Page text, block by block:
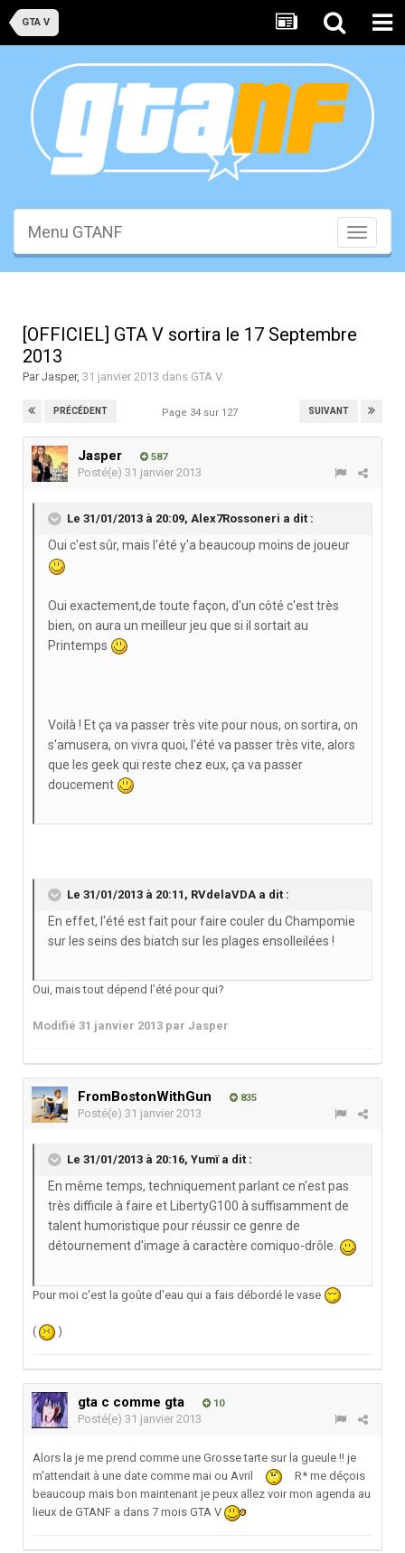
GTA V
Toggle
Menu GTANF
[OFFICIEL] GTA V sortira le 17 Septembre
2013
ParJasper, 31 janvier 2013 dans GTA V
PRÉCÉDENT SUIVANT
Page 34 sur 127
Jasper 587
Posté(e) 31 janvier 2013
Le 31/01/2013 à 20:09, Alex7Rossoneri a dit :
Oui c'est sûr, mais l'été y'a beaucoup moins de joueur
Oui exactement,de toute façon, d'un côté c'est très
bien, on aura un meilleur jeu que si il sortait au
Printemps
Voilà ! Et ça va passer très vite pour nous, on sortira, on
s'amusera, on vivra quoi, l'été va passer très vite, alors
que les geek qui reste chez eux, ça va passer
doucement
Le 31/01/2013 à 20:11, RVdelaVDA a dit :
En effet, l'été est fait pour faire couler du Champomie
sur les seins des biatch sur les plages ensolleilées !
Oui, mais tout dépend l’été pour qui?
Modifié 31 janvier 2013 par Jasper
FromBostonWithGun 835
Posté(e) 31 janvier 2013
Le 31/01/2013 à 20:16, Yumï a dit :
En même temps, techniquement parlant ce n'est pas
très difficile à faire et LibertyG100 à suffisamment de
talent humoristique pour réussir ce genre de
détournement d'image à caractère comiquo-drôle.
Pour moi c'est la goûte d'eau qui a fais débordé le vase
( )
gta c comme gta 10
Posté(e) 31 janvier 2013
Alors la je me prend comme une Grosse tarte sur la gueule !! je
m'attendait à une date comme mai ou Avril
R* me déçois
beaucoup mais bon maintenant je peux allez voir mon agenda au
lieux de GTANF a dans 7 mois GTA V